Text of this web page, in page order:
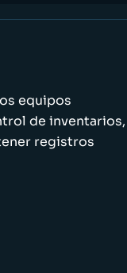
equipos
de inventarios,
registros